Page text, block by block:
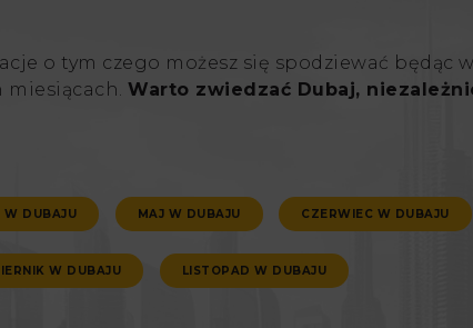
o tym czego możesz się spodziewać będąc w
Warto zwiedzać Dubaj,
W DUBAJU MAJ W DUBAJU CZERWIEC W DUBAJU
W DUBAJU LISTOPAD W DUBAJU